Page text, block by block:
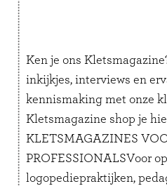
Ken je ons
inkijkjes, interviews en
kennismaking met onze
Kletsmagazine shop je
KLETSMAGAZINES
PROFESSIONALSVoor
logopediepraktijken,